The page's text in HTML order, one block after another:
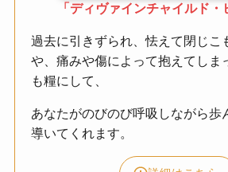
「ディヴァインチャイルド・
過去に引きずられ、怯えて閉じこ
や、痛みや傷によって抱えてしま
も糧にして、
あなたがのびのび呼吸しながら歩
導いてくれます。